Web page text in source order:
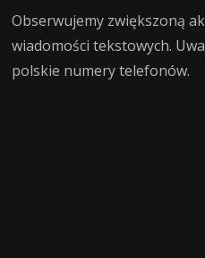
Obserwujemy zwiększoną
wiadomości tekstowych.
polskie numery telefonów.